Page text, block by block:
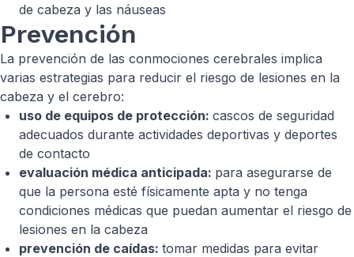
de cabeza y las náuseas
Prevención
La prevención de las conmociones cerebrales implica
varias estrategias para reducir el riesgo de lesiones en la
cabeza y el cerebro:
uso de equipos de protección: cascos de seguridad
adecuados durante actividades deportivas y deportes
de contacto
evaluación médica anticipada: para asegurarse de
que la persona esté físicamente apta y no tenga
condiciones médicas que puedan aumentar el riesgo de
lesiones en la cabeza
prevención de caídas: tomar medidas para evitar